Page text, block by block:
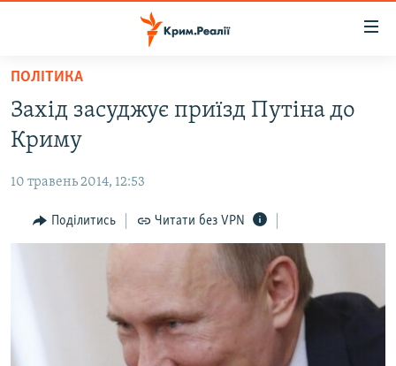
Перейти
основного
матеріалу
Перейти
до
навігації
Перейти
ВОДА.КРИМ
ВІДЕО ТА ФОТО
ПОЛІТИКА
БЛОГИ
ПОЛІТИКА
Захід засуджує приїзд Путіна до
Криму
10 травень 2014, 12:53
Поділитись Читати без VPN